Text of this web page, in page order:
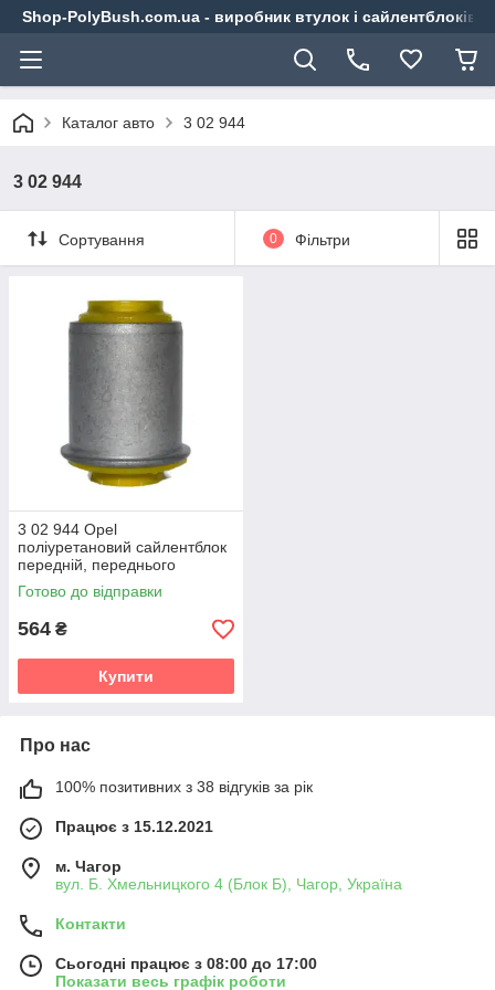
Shop-PolyBush.com.ua - виробник втулок і сайлентблоків
Каталог авто 3 02 944
3 02 944
Сортування 0 Фільтри
3 02 944 Opel
поліуретановий сайлентблок
передній, переднього
нижнього важеля v19
Готово до відправки
564 ₴
Купити
Про нас
100% позитивних з 38 відгуків за рік
Працює з 15.12.2021
м. Чагор
вул. Б. Хмельницкого 4 (Блок Б), Чагор, Україна
Контакти
Сьогодні працює з 08:00 до 17:00
Показати весь графік роботи